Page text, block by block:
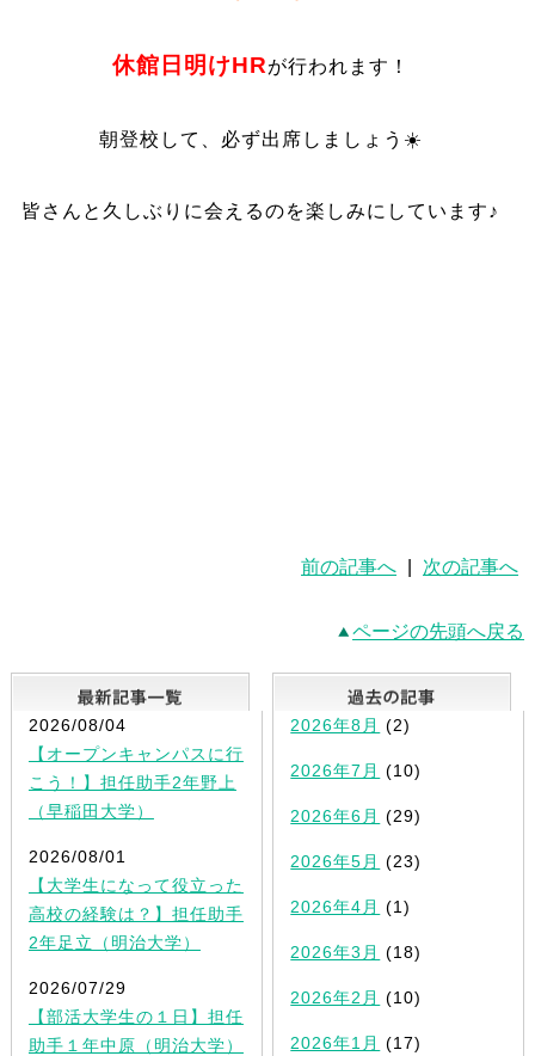
休館日明けHRが行われます！
朝登校して、必ず出席しましょう☀️
皆さんと久しぶりに会えるのを楽しみにしています♪
前の記事へ 次の記事へ
ページの先頭へ戻る
最新記事一覧
2026/08/04
【オープンキャンパスに行
こう！】担任助手2年野上
（早稲田大学）
2026/08/01
【大学生になって役立った
高校の経験は？】担任助手
2年足立（明治大学）
2026/07/29
【部活大学生の１日】担任
助手１年中原（明治大学）
2026年8月 (2)
2026年7月 (10)
2026年6月 (29)
2026年5月 (23)
2026年4月 (1)
2026年3月 (18)
2026年2月 (10)
2026年1月 (17)